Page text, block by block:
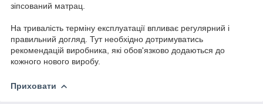
зіпсований матрац.
На тривалість терміну експлуатації впливає регулярний і
правильний догляд. Тут необхідно дотримуватись
рекомендацій виробника, які обов'язково додаються до
кожного нового виробу.
Приховати